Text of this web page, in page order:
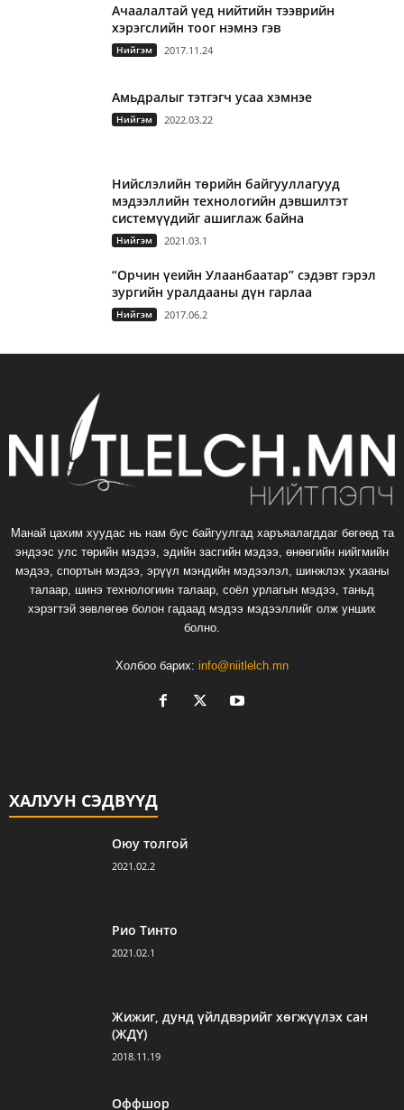
Ачаалалтай үед нийтийн тээврийн
хэрэгслийн тоог нэмнэ гэв
Нийгэм 2017.11.24
Амьдралыг тэтгэгч усаа хэмнэе
Нийгэм 2022.03.22
Нийслэлийн төрийн байгууллагууд
мэдээллийн технологийн дэвшилтэт
системүүдийг ашиглаж байна
Нийгэм 2021.03.1
“Орчин үеийн Улаанбаатар” сэдэвт гэрэл
зургийн уралдааны дүн гарлаа
Нийгэм 2017.06.2
Манай цахим хуудас нь нам бус байгуулгад харъяалагддаг бөгөөд та
эндээс улс төрийн мэдээ, эдийн засгийн мэдээ, өнөөгийн нийгмийн
мэдээ, спортын мэдээ, эрүүл мэндийн мэдээлэл, шинжлэх ухааны
талаар, шинэ технологиин талаар, соёл урлагын мэдээ, таньд
хэрэгтэй зөвлөгөө болон гадаад мэдээ мэдээллийг олж унших
болно.
Холбоо барих: info@niitlelch.mn
ХАЛУУН СЭДВҮҮД
Оюу толгой
2021.02.2
Рио Тинто
2021.02.1
Жижиг, дунд үйлдвэрийг хөгжүүлэх сан
(ЖДҮ)
2018.11.19
Оффшор